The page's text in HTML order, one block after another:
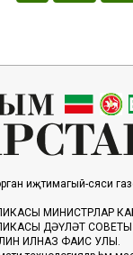
иҗтимагый-сәяси
МИНИСТРЛАР
ДӘҮЛӘТ
ИЛНАЗ ФАИС УЛЫ.